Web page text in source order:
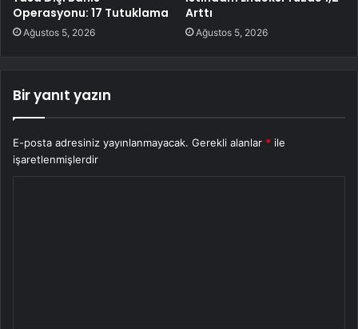
Operasyonu: 17 Tutuklama
Ağustos 5, 2026
Arttı
Ağustos 5, 2026
Bir yanıt yazın
E-posta adresiniz yayınlanmayacak. Gerekli alanlar * ile
işaretlenmişlerdir